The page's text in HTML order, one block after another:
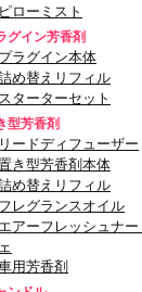
ピローミスト
グイン芳香剤
プラグイン本体
め替えリフィル
スターターセット
型芳香剤
リードディフューザー
き型芳香剤本体
め替えリフィル
フレグランスオイル
エアーフレッシュナー
ェ
用芳香剤